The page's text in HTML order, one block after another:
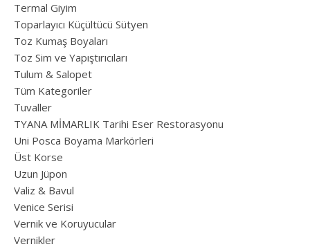
Termal Giyim
Toparlayıcı Küçültücü Sütyen
Toz Kumaş Boyaları
Toz Sim ve Yapıştırıcıları
Tulum & Salopet
Tüm Kategoriler
Tuvaller
TYANA MİMARLIK Tarihi Eser Restorasyonu
Uni Posca Boyama Markörleri
Üst Korse
Uzun Jüpon
Valiz & Bavul
Venice Serisi
Vernik ve Koruyucular
Vernikler